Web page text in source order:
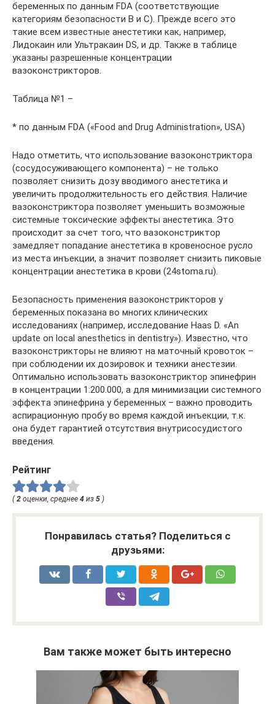
беременных по данным FDA (соответствующие
категориям безопасности B и С). Прежде всего это
такие всем известные анестетики как, например,
Лидокаин или Ультракаин DS, и др. Также в таблице
указаны разрешенные концентрации
вазоконстрикторов.
Таблица №1 –
* по данным FDA («Food and Drug Administration», USA)
Надо отметить, что использование вазоконстриктора
(сосудосуживающего компонента) – не только
позволяет снизить дозу вводимого анестетика и
увеличить продолжительность его действия. Наличие
вазоконстриктора позволяет уменьшить возможные
системные токсические эффекты анестетика. Это
происходит за счет того, что вазоконстриктор
замедляет попадание анестетика в кровеносное русло
из места инъекции, а значит позволяет снизить пиковые
концентрации анестетика в крови (24stoma.ru).
Безопасность применения вазоконстрикторов у
беременных показана во многих клинических
исследованиях (например, исследование Haas D. «An
update on local anesthetics in dentistry»). Известно, что
вазоконстрикторы не влияют на маточный кровоток –
при соблюдении их дозировок и техники анестезии.
Оптимально использовать вазоконстриктор эпинефрин
в концентрации 1:200.000, а для минимизации системного
эффекта эпинефрина у беременных – важно проводить
аспирационную пробу во время каждой инъекции, т.к.
она будет гарантией отсутствия внутрисосудистого
введения.
Рейтинг
( 2 оценки, среднее 4 из 5 )
Понравилась статья? Поделиться с
друзьями:
Вам также может быть интересно